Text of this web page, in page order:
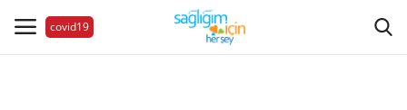
covid19